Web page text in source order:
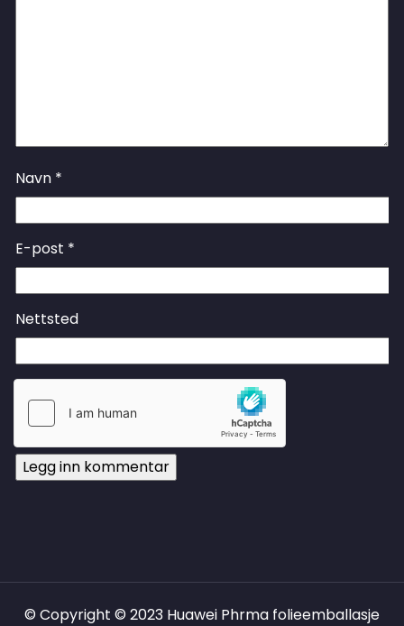
Navn *
E-post *
Nettsted
© Copyright © 2023 Huawei Phrma folieemballasje